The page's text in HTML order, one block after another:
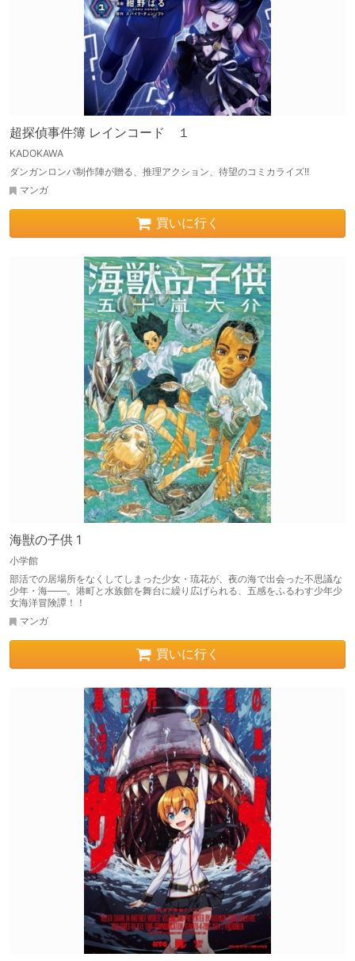
超探偵事件簿 レインコード １
KADOKAWA
ダンガンロンパ制作陣が贈る、推理アクション、待望のコミカライズ!!
マンガ
買いに行く
海獣の子供 1
小学館
部活での居場所をなくしてしまった少女・琉花が、夜の海で出会った不思議な
少年・海――。港町と水族館を舞台に繰り広げられる、五感をふるわす少年少
女海洋冒険譚！！
マンガ
買いに行く